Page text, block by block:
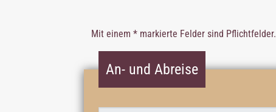
Mit einem * markierte Felder sind Pflichtfelder.
An- und Abreise